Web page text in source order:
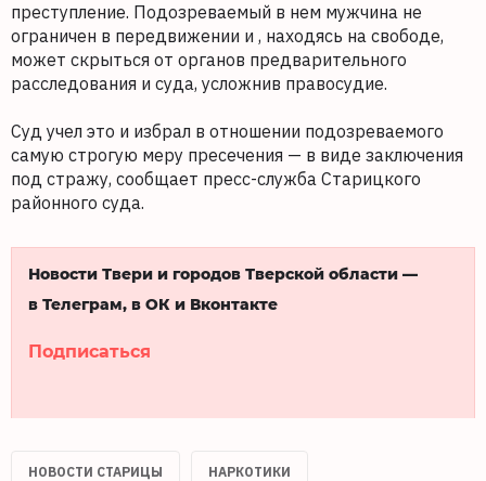
преступление. Подозреваемый в нем мужчина не
ограничен в передвижении и , находясь на свободе,
может скрыться от органов предварительного
расследования и суда, усложнив правосудие.
Суд учел это и избрал в отношении подозреваемого
самую строгую меру пресечения — в виде заключения
под стражу, сообщает пресс-служба Старицкого
районного суда.
Новости Твери и городов Тверской области —
в Телеграм, в ОК и Вконтакте
Подписаться
НОВОСТИ СТАРИЦЫ НАРКОТИКИ